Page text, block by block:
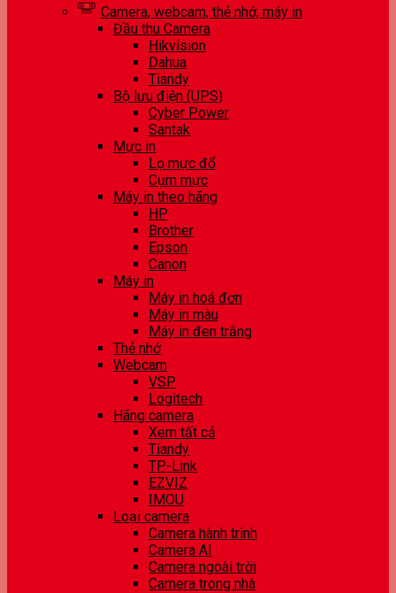
Camera, webcam, thẻ nhớ, máy in
Đầu thu Camera
Hikvision
Dahua
Tiandy
Bộ lưu điện (UPS)
Cyber Power
Santak
Mực in
Lọ mực đổ
Cụm mực
Máy in theo hãng
HP
Brother
Epson
Canon
Máy in
Máy in hoá đơn
Máy in màu
Máy in đen trắng
Thẻ nhớ
Webcam
VSP
Logitech
Hãng camera
Xem tất cả
Tiandy
TP-Link
EZVIZ
IMOU
Loại camera
Camera hành trình
Camera AI
Camera ngoài trời
Camera trong nhà